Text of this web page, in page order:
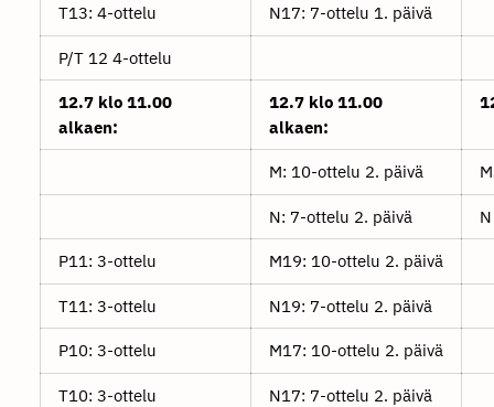
T13: 4-ottelu N17: 7-ottelu 1. päivä
P/T 12 4-ottelu
12.7 klo 11.00
alkaen:
12.7 klo 11.00
alkaen:
M: 10-ottelu 2. päivä
N: 7-ottelu 2. päivä
P11: 3-ottelu M19: 10-ottelu 2. päivä
T11: 3-ottelu N19: 7-ottelu 2. päivä
P10: 3-ottelu M17: 10-ottelu 2. päivä
T10: 3-ottelu N17: 7-ottelu 2. päivä